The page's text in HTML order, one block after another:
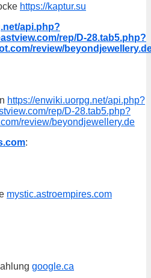
https://kaptur.su
api.php?
rep/D-28.tab5.php?
review/
https://enwiki.uorpg.net/api.php?
rep/D-28.tab5.php?
review/beyondjewellery.de
:
mystic.astroempires.com
google.ca